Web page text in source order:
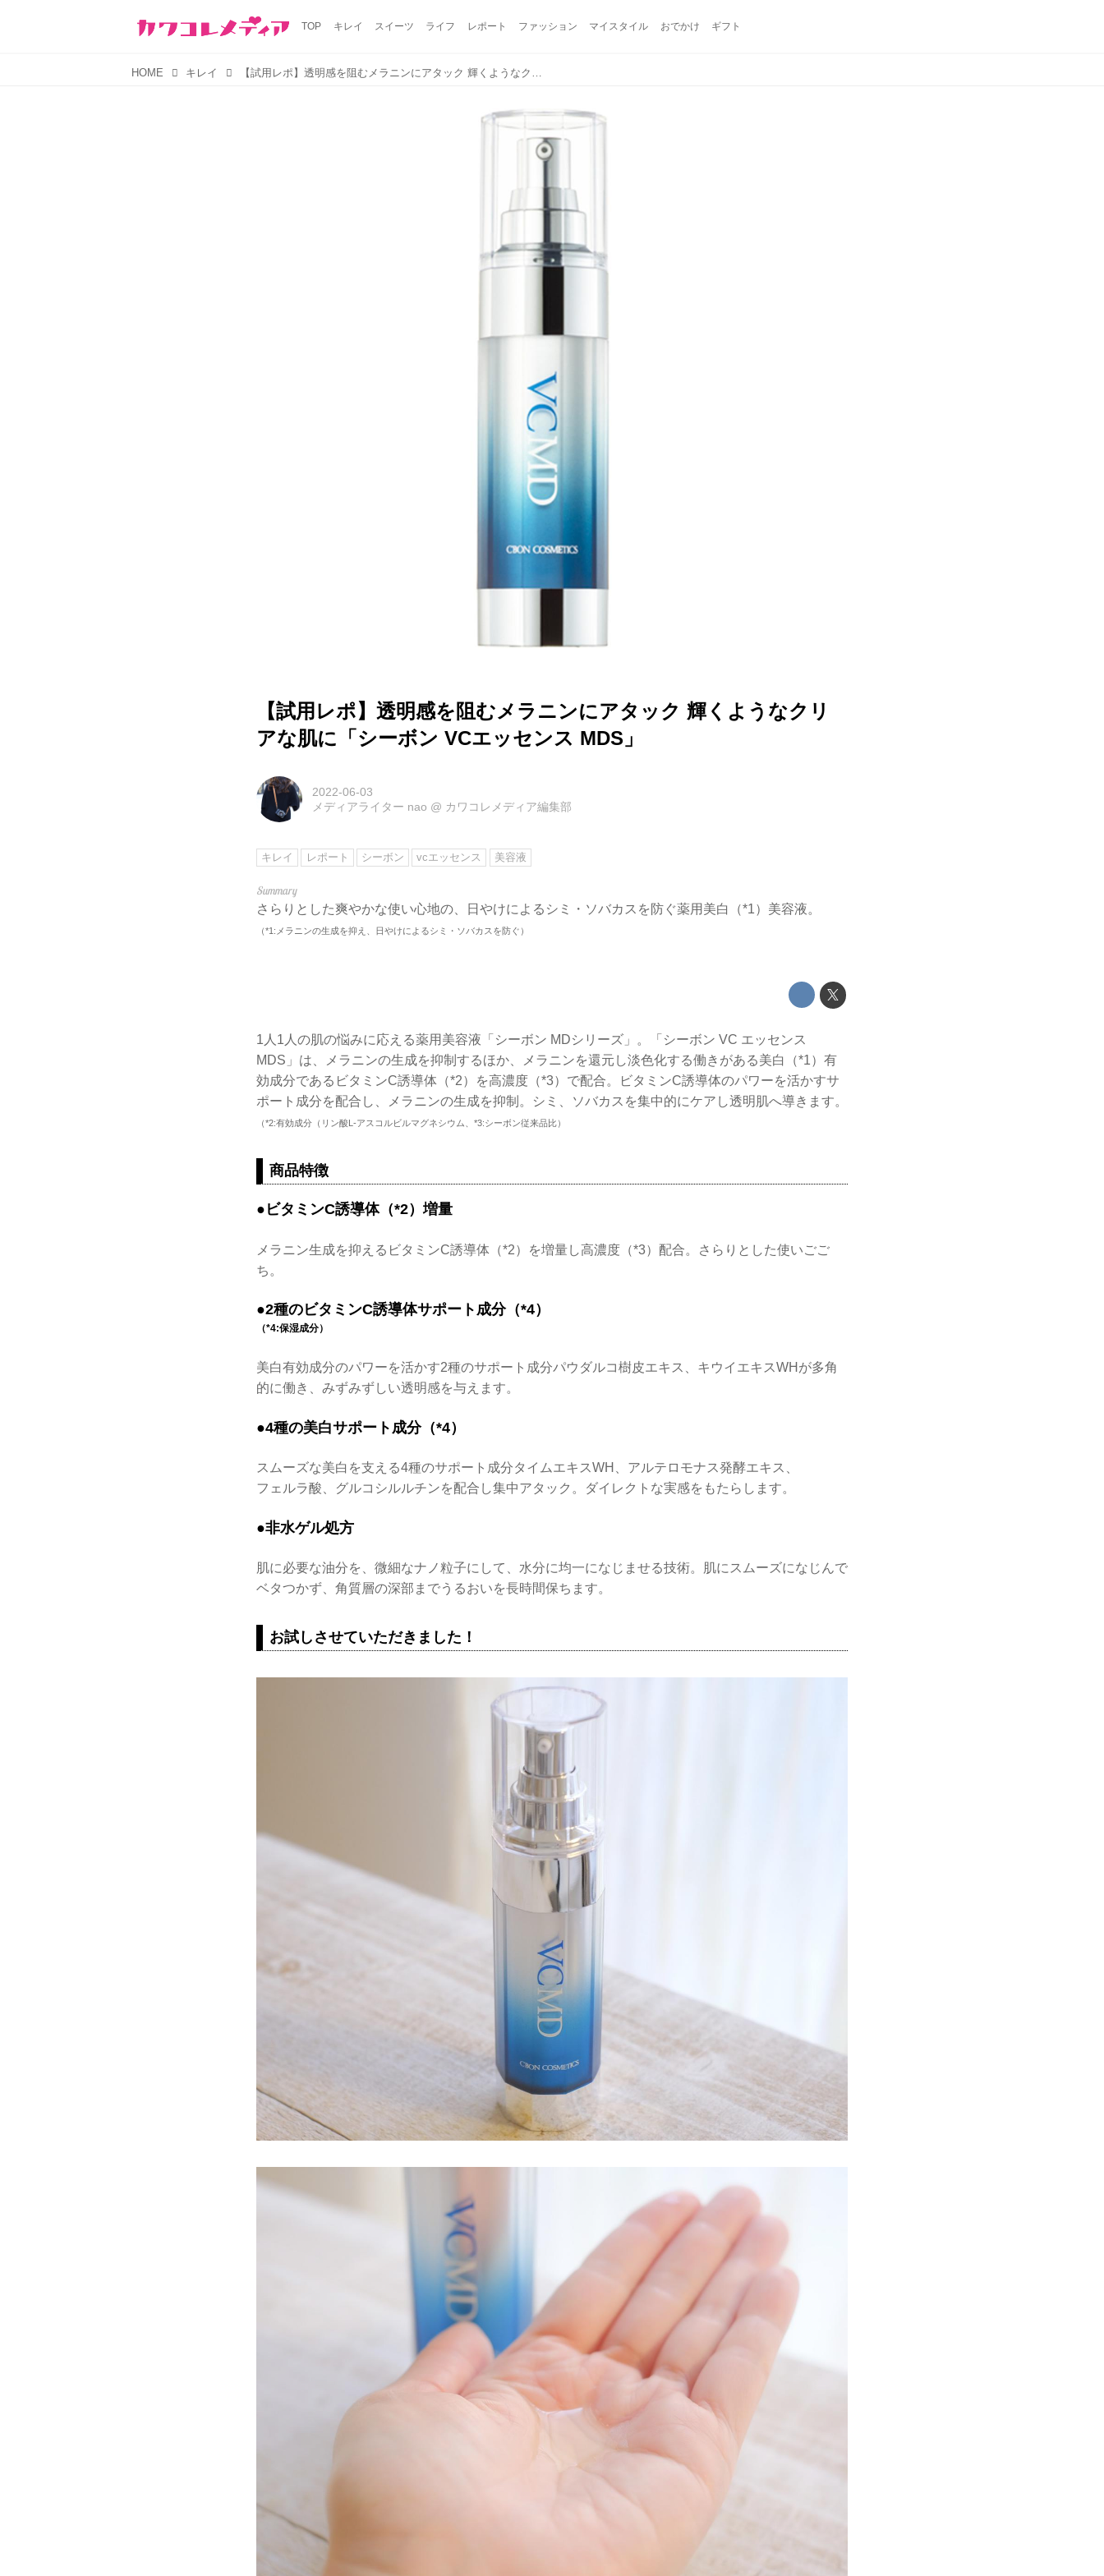
TOP キレイ スイーツ ライフ レポート ファッション マイスタイル おでかけ ギフト
HOME キレイ 【試用レポ】透明感を阻むメラニンにアタック 輝くようなクリアな肌に「シーボン VCエッセンス MDS」
【試用レポ】透明感を阻むメラニンにアタック 輝くようなクリ
アな肌に「シーボン VCエッセンス MDS」
2022-06-03
メディアライター nao @ カワコレメディア編集部
キレイ レポート シーボン vcエッセンス 美容液
さらりとした爽やかな使い心地の、日やけによるシミ・ソバカスを防ぐ薬用美白（*1）美容液。
（*1:メラニンの生成を抑え、日やけによるシミ・ソバカスを防ぐ）
1人1人の肌の悩みに応える薬用美容液「シーボン MDシリーズ」。「シーボン VC エッセンス
MDS」は、メラニンの生成を抑制するほか、メラニンを還元し淡色化する働きがある美白（*1）有
効成分であるビタミンC誘導体（*2）を高濃度（*3）で配合。ビタミンC誘導体のパワーを活かすサ
ポート成分を配合し、メラニンの生成を抑制。シミ、ソバカスを集中的にケアし透明肌へ導きます。
（*2:有効成分（リン酸L-アスコルビルマグネシウム、*3:シーボン従来品比）
商品特徴
●ビタミンC誘導体（*2）増量
メラニン生成を抑えるビタミンC誘導体（*2）を増量し高濃度（*3）配合。さらりとした使いごご
ち。
●2種のビタミンC誘導体サポート成分（*4）
（*4:保湿成分）
美白有効成分のパワーを活かす2種のサポート成分パウダルコ樹皮エキス、キウイエキスWHが多角
的に働き、みずみずしい透明感を与えます。
●4種の美白サポート成分（*4）
スムーズな美白を支える4種のサポート成分タイムエキスWH、アルテロモナス発酵エキス、
フェルラ酸、グルコシルルチンを配合し集中アタック。ダイレクトな実感をもたらします。
●非水ゲル処方
肌に必要な油分を、微細なナノ粒子にして、水分に均一になじませる技術。肌にスムーズになじんで
ベタつかず、角質層の深部までうるおいを長時間保ちます。
お試しさせていただきました！